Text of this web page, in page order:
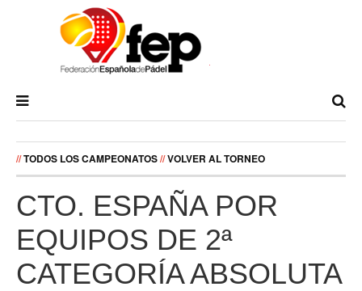
//TODOS LOS CAMPEONATOS//VOLVER AL TORNEO
CTO. ESPAÑA POR
EQUIPOS DE 2ª
CATEGORÍA ABSOLUTA